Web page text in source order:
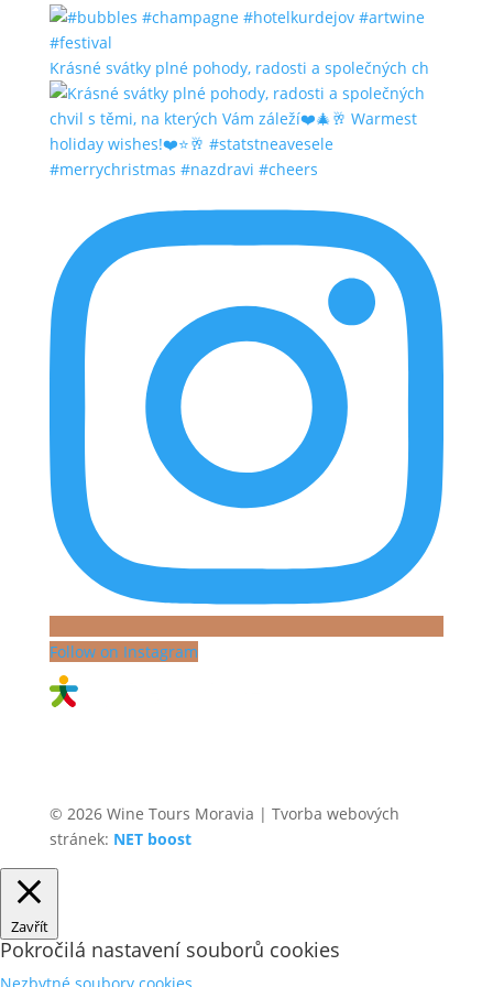
Krásné svátky plné pohody, radosti a společných ch
Follow on Instagram
© 2026 Wine Tours Moravia | Tvorba webových
stránek: NET boost
Zavřít
Pokročilá nastavení souborů cookies